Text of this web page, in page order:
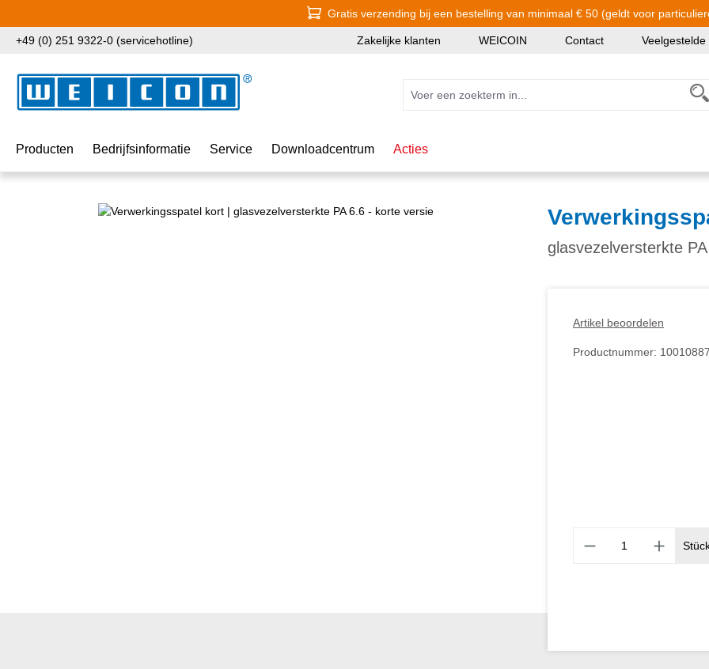
Gratis verzending bij een bestelling van minimaal € 50 (geldt voor
+49 (0) 251 9322-0 (servicehotline) Zakelijke klanten WEICOIN Contact
Producten Bedrijfsinformatie Service Downloadcentrum Acties
Afbeeldingengalerij overslaan
glasvezelversterkte
Artikel beoordelen
Productnummer: 10010887